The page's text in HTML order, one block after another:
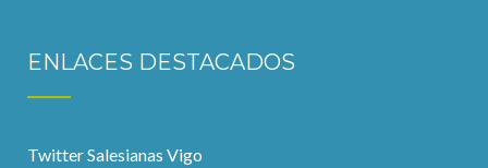
ENLACES DESTACADOS
Twitter Salesianas Vigo